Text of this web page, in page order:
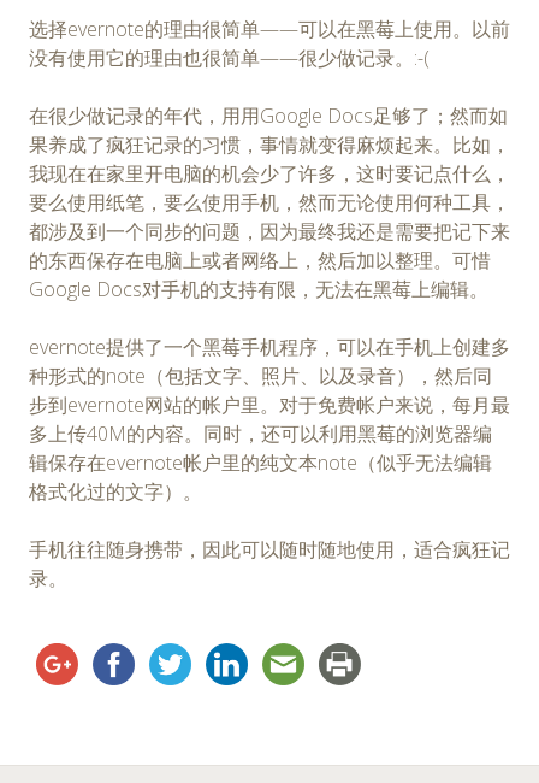
选择evernote的理由很简单——可以在黑莓上使用。以前
没有使用它的理由也很简单——很少做记录。:-(
在很少做记录的年代，用用Google Docs足够了；然而如
果养成了疯狂记录的习惯，事情就变得麻烦起来。比如，
我现在在家里开电脑的机会少了许多，这时要记点什么，
要么使用纸笔，要么使用手机，然而无论使用何种工具，
都涉及到一个同步的问题，因为最终我还是需要把记下来
的东西保存在电脑上或者网络上，然后加以整理。可惜
Google Docs对手机的支持有限，无法在黑莓上编辑。
evernote提供了一个黑莓手机程序，可以在手机上创建多
种形式的note（包括文字、照片、以及录音），然后同
步到evernote网站的帐户里。对于免费帐户来说，每月最
多上传40M的内容。同时，还可以利用黑莓的浏览器编
辑保存在evernote帐户里的纯文本note（似乎无法编辑
格式化过的文字）。
手机往往随身携带，因此可以随时随地使用，适合疯狂记
录。